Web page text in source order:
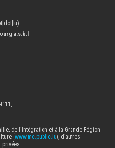
a.s.b.l
de l'Intégration et à la Grande Région
(www.mc.public.lu), d’autres